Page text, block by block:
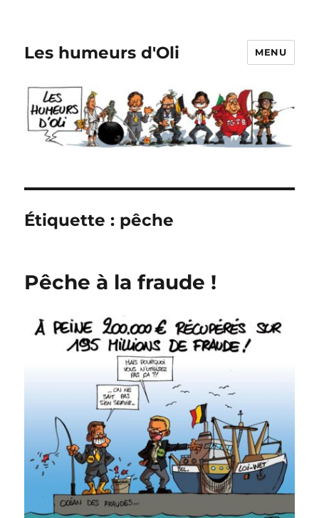
Les humeurs d'Oli MENU
Étiquette : pêche
Pêche à la fraude !